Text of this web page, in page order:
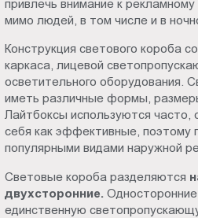
привлечь внимание к
мимо людей, в том числе и в
Конструкция светового короба
каркаса, лицевой
осветительного оборудования.
иметь различные формы,
Лайтбоксы используются часто,
себя как эффективные, поэтому
популярными видами наружной
Световые короба разделяются
двухсторонние.
единственную
Пт.:
18.00
Сб.,
Вс.:
выходной